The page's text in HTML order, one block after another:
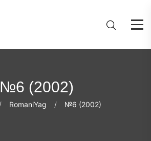
№6 (2002)
RomaniYag №6 (2002)